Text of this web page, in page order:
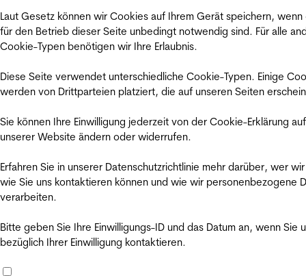
Laut Gesetz können wir Cookies auf Ihrem Gerät speichern, wenn
für den Betrieb dieser Seite unbedingt notwendig sind. Für alle
Cookie-Typen benötigen wir Ihre Erlaubnis.
Diese Seite verwendet unterschiedliche Cookie-Typen. Einige
werden von Drittparteien platziert, die auf unseren Seiten
Sie können Ihre Einwilligung jederzeit von der Cookie-Erklärung auf
unserer Website ändern oder widerrufen.
Erfahren Sie in unserer Datenschutzrichtlinie mehr darüber, wer
wie Sie uns kontaktieren können und wie wir personenbezogene
verarbeiten.
Bitte geben Sie Ihre Einwilligungs-ID und das Datum an, wenn Sie
bezüglich Ihrer Einwilligung kontaktieren.